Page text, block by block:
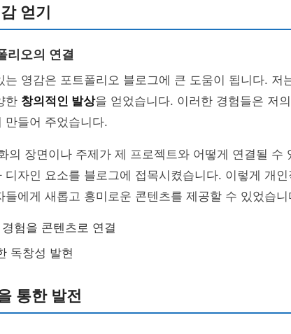
얻기
리오의 연결
는 영감은 포트폴리오 블로그에 큰 도움이 됩니다. 저
한 창의적인 발상을 얻었습니다. 이러한 경험들은 저
만들어 주었습니다.
의 장면이나 주제가 제 프로젝트와 어떻게 연결될 수
디자인 요소를 블로그에 접목시켰습니다. 이렇게 개
들에게 새롭고 흥미로운 콘텐츠를 제공할 수 있었습니
험을 콘텐츠로 연결
독창성 발현
통한 발전